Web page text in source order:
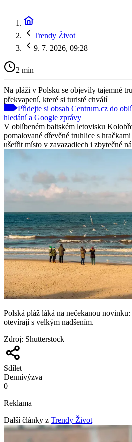
Trendy Život
9. 7. 2026, 09:28
2 min
Na pláži v Polsku se objevily tajemné
překvapení, které si turisté chválí
Přidejte si obsah Centrum.cz do
hledání a Google zprávy
V oblíbeném baltském letovisku
pomalované dřevěné truhlice s
ušetřit místo v zavazadlech i zbytečné
Polská pláž láká na nečekanou
otevírají s velkým nadšením.
Zdroj: Shutterstock
Sdílet
Dennívýzva
0
Reklama
Další články z Trendy Život